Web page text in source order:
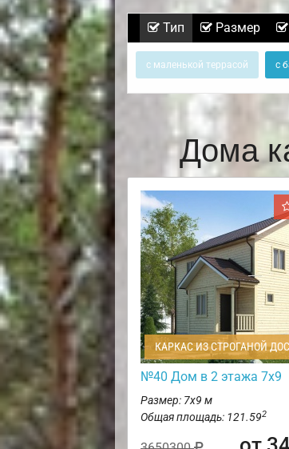
Тип Размер
с маленькой террасой с
Дома
КАРКАС ИЗ СТРОГАНОЙ
№40 Дом в 2 этажа 7х9
Размер: 7х9 м
Общая площадь: 121.592